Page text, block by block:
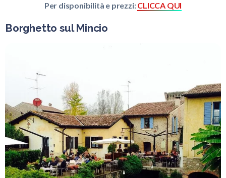
Per disponibilità e prezzi:CLICCA QUI
Borghetto sul Mincio